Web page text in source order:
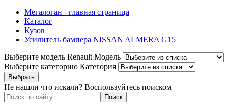
Мегалоган - главная страница
Каталог
Кузов
Усилитель бампера NISSAN ALMERA G15
Выберите модель Renault Модель
Выберите категорию Категория
Не нашли что искали? Воспользуйтесь поиском